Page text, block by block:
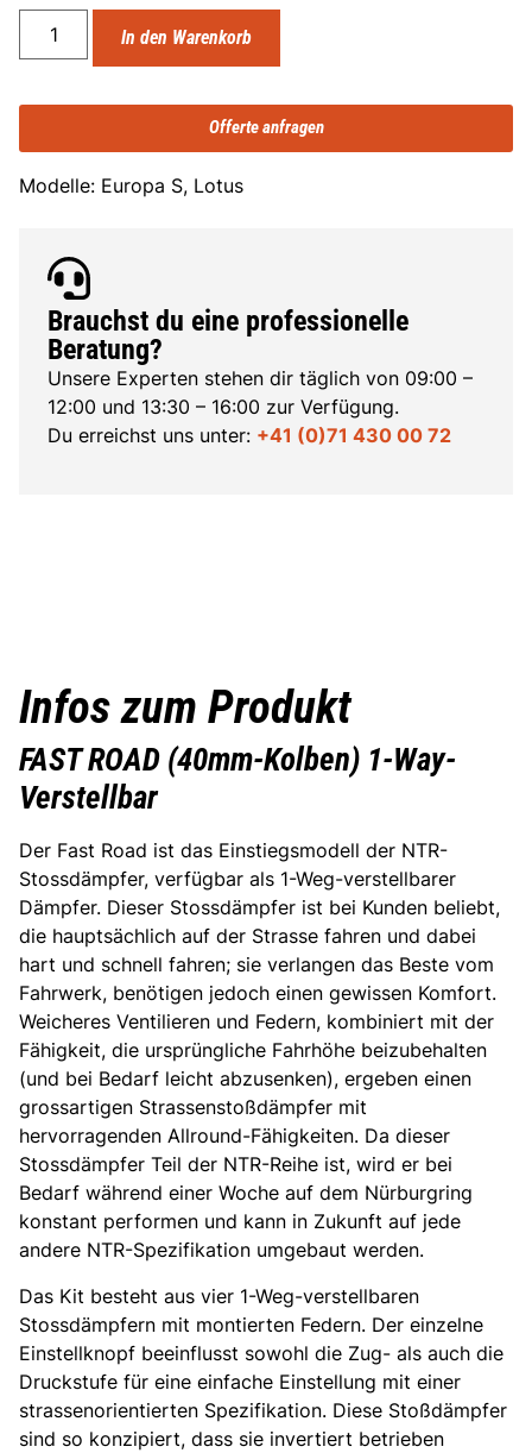
In den Warenkorb
Offerte anfragen
Modelle: Europa S, Lotus
Brauchst du eine professionelle
Beratung?
Unsere Experten stehen dir täglich von 09:00 –
12:00 und 13:30 – 16:00 zur Verfügung.
Du erreichst uns unter: +41 (0)71 430 00 72
Infos zum Produkt
FAST ROAD (40mm-Kolben) 1-Way-
Verstellbar
Der Fast Road ist das Einstiegsmodell der NTR-
Stossdämpfer, verfügbar als 1-Weg-verstellbarer
Dämpfer. Dieser Stossdämpfer ist bei Kunden beliebt,
die hauptsächlich auf der Strasse fahren und dabei
hart und schnell fahren; sie verlangen das Beste vom
Fahrwerk, benötigen jedoch einen gewissen Komfort.
Weicheres Ventilieren und Federn, kombiniert mit der
Fähigkeit, die ursprüngliche Fahrhöhe beizubehalten
(und bei Bedarf leicht abzusenken), ergeben einen
grossartigen Strassenstoßdämpfer mit
hervorragenden Allround-Fähigkeiten. Da dieser
Stossdämpfer Teil der NTR-Reihe ist, wird er bei
Bedarf während einer Woche auf dem Nürburgring
konstant performen und kann in Zukunft auf jede
andere NTR-Spezifikation umgebaut werden.
Das Kit besteht aus vier 1-Weg-verstellbaren
Stossdämpfern mit montierten Federn. Der einzelne
Einstellknopf beeinflusst sowohl die Zug- als auch die
Druckstufe für eine einfache Einstellung mit einer
strassenorientierten Spezifikation. Diese Stoßdämpfer
sind so konzipiert, dass sie invertiert betrieben